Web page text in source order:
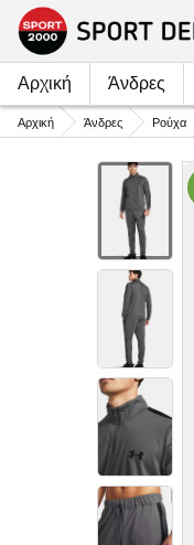
Αρχική Άνδρες
Αρχική Άνδρες Ρούχα